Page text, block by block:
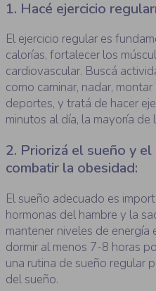
1. Hacé ejercicio
El ejercicio regular es
calorías, fortalecer los
cardiovascular. Buscá
como caminar, nadar,
deportes, y tratá de hacer
minutos al día, la mayoría de
2. Priorizá el sueño y el
combatir la obesidad:
El sueño adecuado es
hormonas del hambre y la
mantener niveles de
dormir al menos 7-8 horas
una rutina de sueño regular
del sueño.